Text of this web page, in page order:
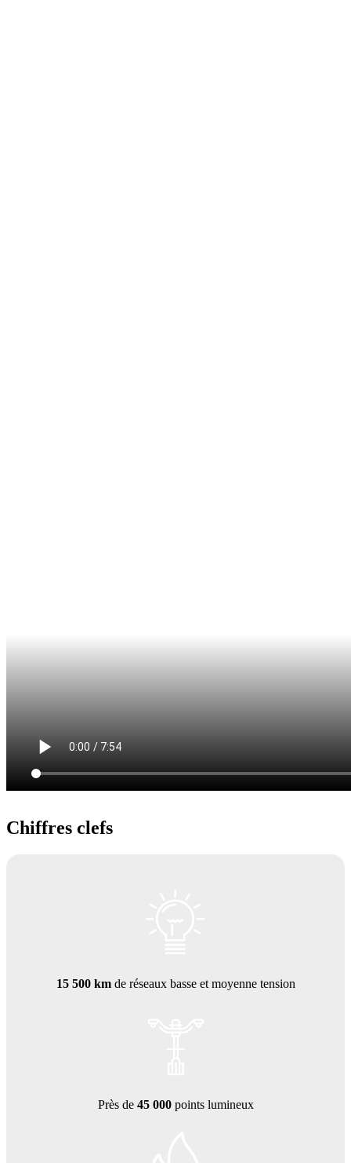
Chiffres clefs
15 500 kmde réseaux basse et moyenne tension
Près de 45 000points lumineux